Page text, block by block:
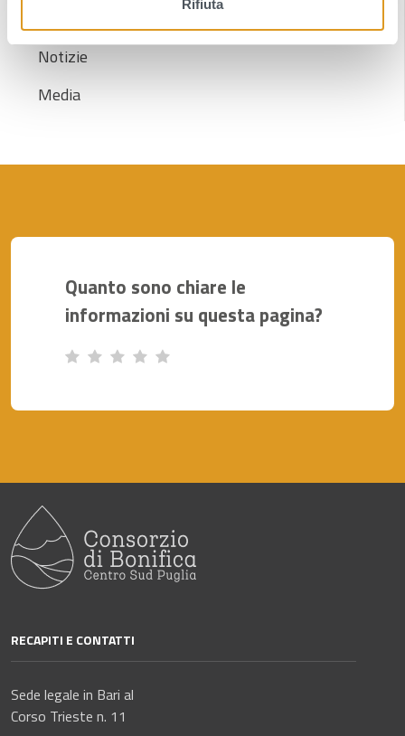
Rifiuta
Notizie
Media
Quanto sono chiare le
informazioni su questa pagina?
RECAPITI E CONTATTI
Sede legale in Bari al
Corso Trieste n. 11